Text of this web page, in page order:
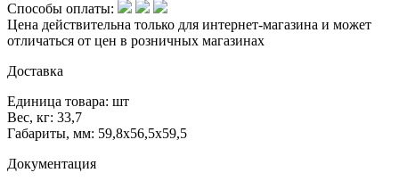
Способы оплаты:
Цена действительна только для интернет-магазина и может
отличаться от цен в розничных магазинах
Доставка
Единица товара: шт
Вес, кг: 33,7
Габариты, мм: 59,8х56,5х59,5
Документация